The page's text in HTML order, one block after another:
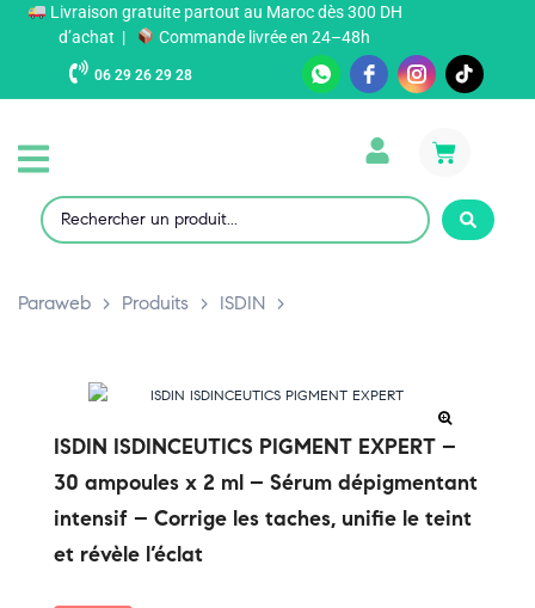
Livraison gratuite partout au Maroc dès 300 DH
d’achat |
Commande livrée en 24–48h
06 29 26 29 28
Paraweb > Produits > ISDIN >
ISDIN ISDINCEUTICS PIGMENT EXPERT –
30 ampoules x 2 ml – Sérum dépigmentant
intensif – Corrige les taches, unifie le teint
et révèle l’éclat